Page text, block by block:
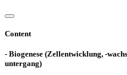
Content
- Biogenese (Zellentwicklung, -
untergang)